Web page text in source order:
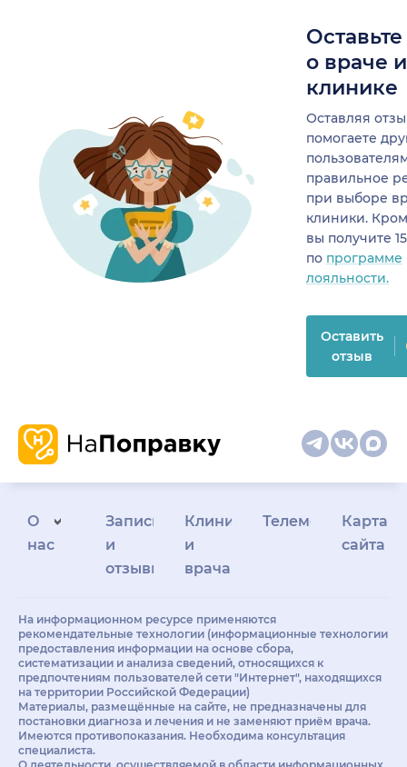
о враче
клинике
Оставляя
помогаете
правильное
при выборе
клиники.
вы получите
по программе
лояльности.
Оставить
отзыв
О
нас
Запись
и
отзывы
Клиникам
и
врачам
Телемедицина
Карта
сайта
На информационном ресурсе применяются
рекомендательные технологии (информационные технологии
предоставления информации на основе сбора,
систематизации и анализа сведений, относящихся к
предпочтениям пользователей сети "Интернет", находящихся
на территории Российской Федерации)
Материалы, размещённые на сайте, не предназначены для
постановки диагноза и лечения и не заменяют приём врача.
Имеются противопоказания. Необходима консультация
специалиста.